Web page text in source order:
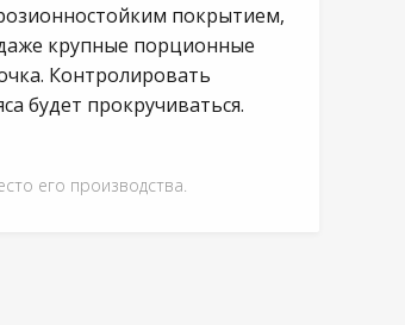
покрытием,
крупные порционные
Контролировать
будет прокручиваться.
его производства.